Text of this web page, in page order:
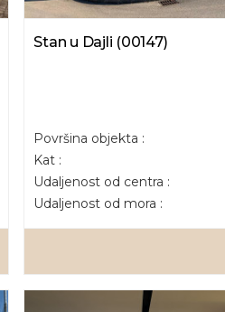
Stan u Dajli (00147)
Površina objekta :
Kat :
Udaljenost od centra :
Udaljenost od mora :